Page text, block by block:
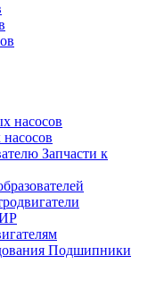
насосов
Запчасти к
Подшипники